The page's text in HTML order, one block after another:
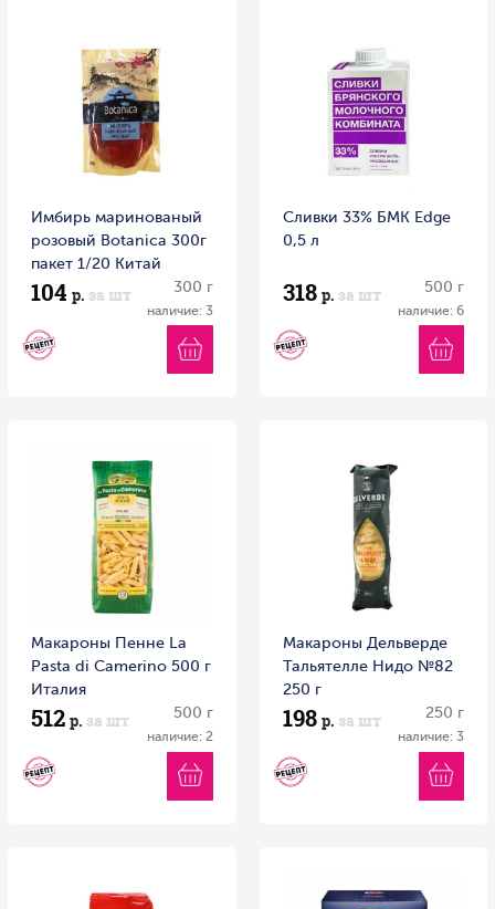
Имбирь маринованый
розовый Botanica 300г
пакет 1/20 Китай
104 р. за шт 300 г
наличие: 3
Сливки 33% БМК Edge
0,5 л
318 р. за шт 500 г
наличие: 6
Макароны Пенне La
Pasta di Camerino 500 г
Италия
512 р. за шт 500 г
наличие: 2
Макароны Дельверде
Тальятелле Нидо №82
250 г
198 р. за шт 250 г
наличие: 3